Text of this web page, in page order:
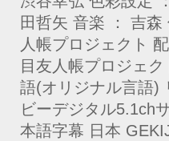
田哲矢 音楽 ： 吉
人帳プロジェクト
目友人帳プロジェ
語(オリジナル言語)
ビーデジタル5.1ch
本語字幕 日本